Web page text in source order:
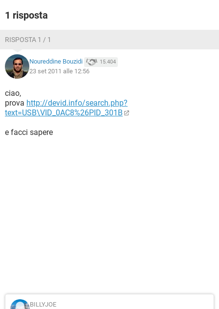
1 risposta
RISPOSTA 1 / 1
Noureddine Bouzidi 15.404
23 set 2011 alle 12:56
ciao,
prova http://devid.info/search.php?
text=USB\VID_0AC8%26PID_301B
e facci sapere
BILLYJOE